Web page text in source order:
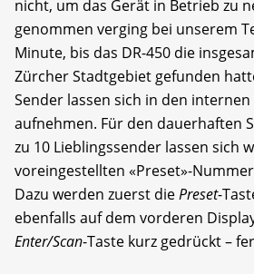
nicht, um das Gerät in Betrieb zu
genommen verging bei unserem
Minute, bis das DR-450 die
Zürcher Stadtgebiet gefunden
Sender lassen sich in den internen
aufnehmen. Für den dauerhaften
zu 10 Lieblingssender lassen sich
voreingestellten «Preset»-
Dazu werden zuerst diePreset-
ebenfalls auf dem vorderen
Enter/Scan-Taste kurz gedrückt –